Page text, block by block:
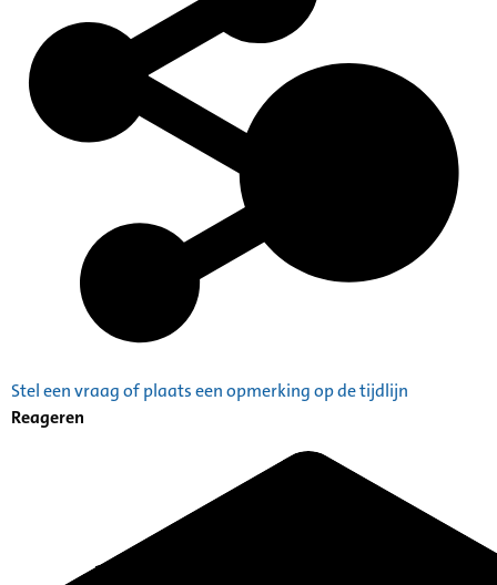
Stel een vraag of plaats een opmerking op de tijdlijn
Reageren